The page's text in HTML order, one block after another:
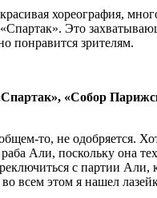
хореография,
Это
понравится зрителям.
«Собор
то, не одобряется.
Али, поскольку она
с партии Али,
всем этом я нашел